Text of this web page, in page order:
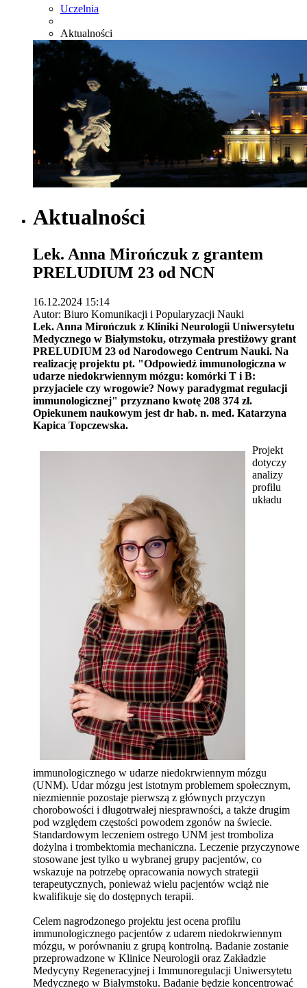
Uczelnia
Aktualności
Aktualności
Lek. Anna Mirończuk z grantem
PRELUDIUM 23 od NCN
16.12.2024 15:14
Autor: Biuro Komunikacji i Popularyzacji Nauki
Lek. Anna Mirończuk z Kliniki Neurologii Uniwersytetu
Medycznego w Białymstoku, otrzymała prestiżowy grant
PRELUDIUM 23 od Narodowego Centrum Nauki. Na
realizację projektu pt. "Odpowiedź immunologiczna w
udarze niedokrwiennym mózgu: komórki T i B:
przyjaciele czy wrogowie? Nowy paradygmat regulacji
immunologicznej" przyznano kwotę 208 374 zł.
Opiekunem naukowym jest dr hab. n. med. Katarzyna
Kapica Topczewska.
Projekt
dotyczy
analizy
profilu
układu
immunologicznego w udarze niedokrwiennym mózgu
(UNM). Udar mózgu jest istotnym problemem społecznym,
niezmiennie pozostaje pierwszą z głównych przyczyn
chorobowości i długotrwałej niesprawności, a także drugim
pod względem częstości powodem zgonów na świecie.
Standardowym leczeniem ostrego UNM jest tromboliza
dożylna i trombektomia mechaniczna. Leczenie przyczynowe
stosowane jest tylko u wybranej grupy pacjentów, co
wskazuje na potrzebę opracowania nowych strategii
terapeutycznych, ponieważ wielu pacjentów wciąż nie
kwalifikuje się do dostępnych terapii.
Celem nagrodzonego projektu jest ocena profilu
immunologicznego pacjentów z udarem niedokrwiennym
mózgu, w porównaniu z grupą kontrolną. Badanie zostanie
przeprowadzone w Klinice Neurologii oraz Zakładzie
Medycyny Regeneracyjnej i Immunoregulacji Uniwersytetu
Medycznego w Białymstoku. Badanie będzie koncentrować